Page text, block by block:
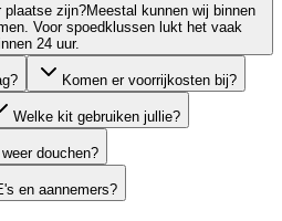
plaatse zijn?Meestal kunnen wij binnen
Voor spoedklussen lukt het vaak
24 uur.
Komen er voorrijkosten bij?
Welke kit gebruiken jullie?
douchen?
en aannemers?